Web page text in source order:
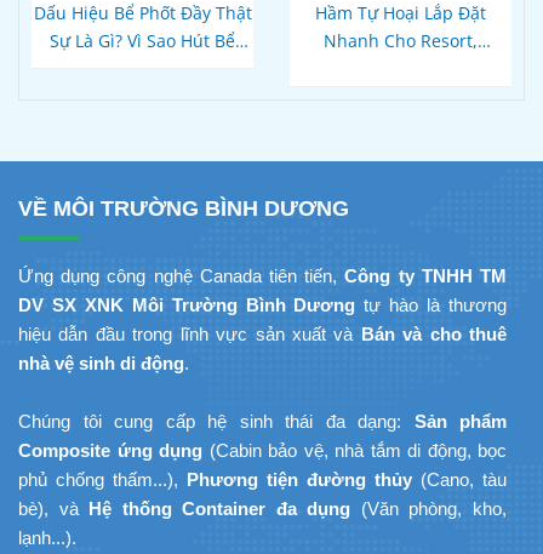
Dấu Hiệu Bể Phốt Đầy Thật
Sự Là Gì? Vì Sao Hút Bể
Chậm?
Hầm Tự Hoại Lắp Đặt
Nhanh Cho Resort,
Giang: Giải Pháp
VỀ MÔI TRƯỜNG BÌNH DƯƠNG
Ứng dụng công nghệ Canada tiên tiến,Công ty TNHH TM
DV SX XNK Môi Trường Bình Dương tự hào là thương
hiệu dẫn đầu trong lĩnh vực sản xuất và Bán và cho thuê
nhà vệ sinh di động.
Chúng tôi cung cấp hệ sinh thái đa dạng: Sản phẩm
Composite ứng dụng (Cabin bảo vệ, nhà tắm di động, bọc
phủ chống thấm...), Phương tiện đường thủy (Cano, tàu
bè), và Hệ thống Container đa dụng (Văn phòng, kho,
lạnh...).